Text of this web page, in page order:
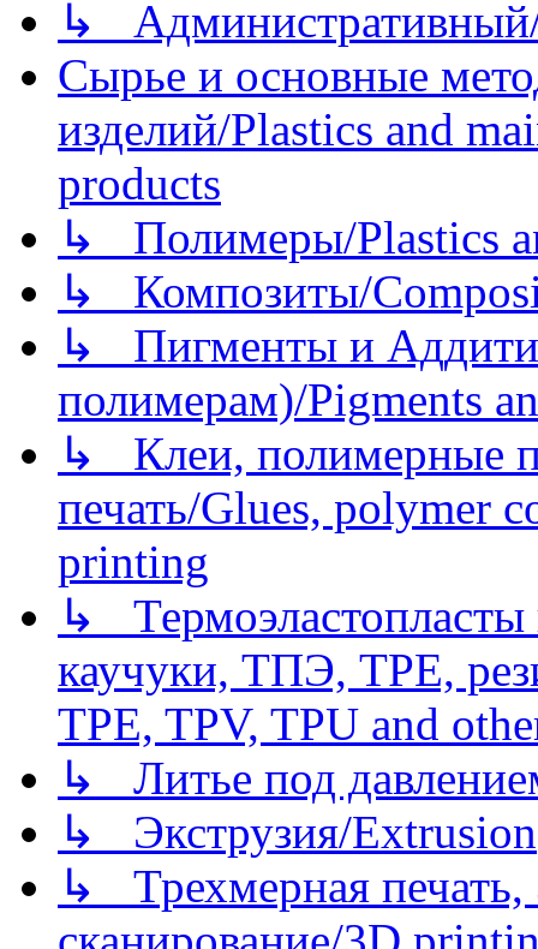
↳
Сырье и основные
изделий/Plastics and
products
↳ Полимеры/Plastics
↳ Композиты/
↳ Пигменты и
полимерам)/Pigments
↳ Клеи, полимерные
печать/Glues, polymer
printing
↳
каучуки, ТПЭ, TPE,
TPE, TPV, TPU and
↳ Литье под
↳ Экструзия/Extrusion
↳ Трехмерная